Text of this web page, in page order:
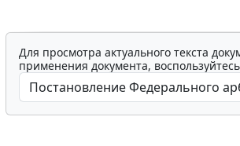
Для просмотра актуального текста
применения документа,